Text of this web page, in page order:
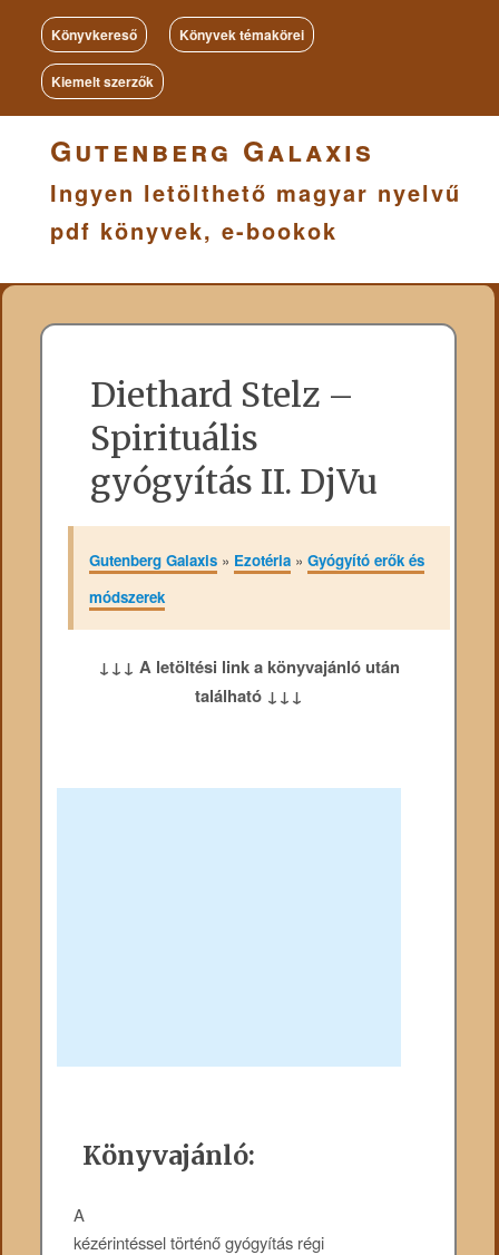
Könyvkereső Könyvek témakörei
Kiemelt szerzők
Gutenberg Galaxis
Ingyen letölthető magyar nyelvű
pdf könyvek, e-bookok
Diethard Stelz –
Spirituális
gyógyítás II. DjVu
Gutenberg Galaxis» Ezotéria» Gyógyító erők és
módszerek
↓↓↓ A letöltési link a könyvajánló után
található ↓↓↓
Könyvajánló:
A
kézérintéssel történő gyógyítás régi